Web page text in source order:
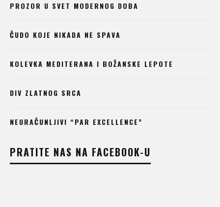
PROZOR U SVET MODERNOG DOBA
ČUDO KOJE NIKADA NE SPAVA
KOLEVKA MEDITERANA I BOŽANSKE LEPOTE
DIV ZLATNOG SRCA
NEURAČUNLJIVI “PAR EXCELLENCE”
PRATITE NAS NA FACEBOOK-U